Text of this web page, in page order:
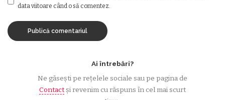
data viitoare când o să comentez.
Ai întrebări?
Ne găsești pe rețelele sociale sau pe pagina de
Contactși revenim cu răspuns în cel mai scurt